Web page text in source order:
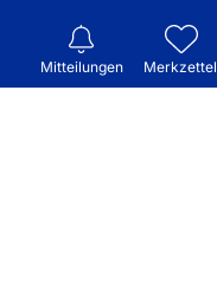
Mitteilungen Merkzettel